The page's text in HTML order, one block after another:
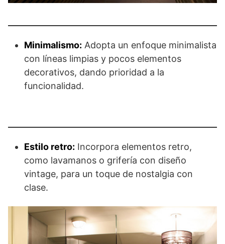
Minimalismo: Adopta un enfoque minimalista
con líneas limpias y pocos elementos
decorativos, dando prioridad a la
funcionalidad.
Estilo retro: Incorpora elementos retro,
como lavamanos o grifería con diseño
vintage, para un toque de nostalgia con
clase.